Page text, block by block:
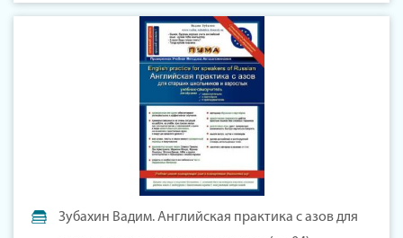
Зубахин Вадим. Английская практика с азов для